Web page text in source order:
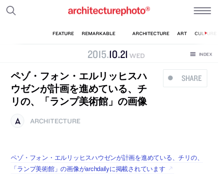
2015.10.21 WED
SHARE
ペゾ・フォン・エルリッヒスハ
ウゼンが計画を進めている、チ
リの、「ランプ美術館」の画像
ARCHITECTURE
ペゾ・フォン・エルリッヒスハウゼンが計画を進めている、チリの、
「ランプ美術館」の画像がarchdailyに掲載されています